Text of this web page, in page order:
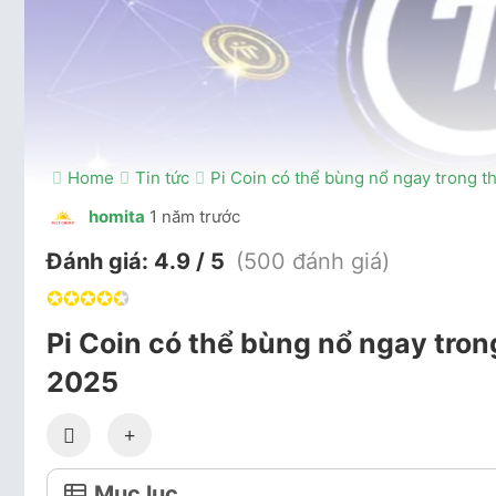
Home Tin tức
Pi Coin có thể bùng nổ ngay trong
homita 1 năm trước
Đánh giá: 4.9 / 5 (500 đánh giá)
✪✪✪✪✪
Pi Coin có thể bùng nổ ngay
2025